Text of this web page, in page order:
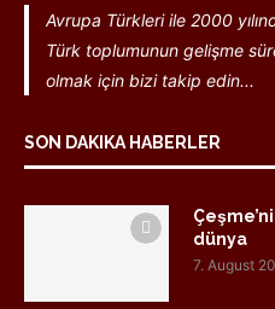
Avrupa Türkleri ile 2000
Türk toplumunun gelişme
olmak için bizi takip edin...
SON DAKIKA HABERLER
dünya
7. August